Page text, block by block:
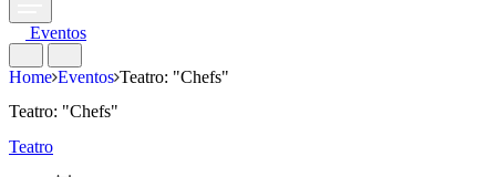
Eventos
Home Eventos Teatro: "Chefs"
Teatro: "Chefs"
Teatro